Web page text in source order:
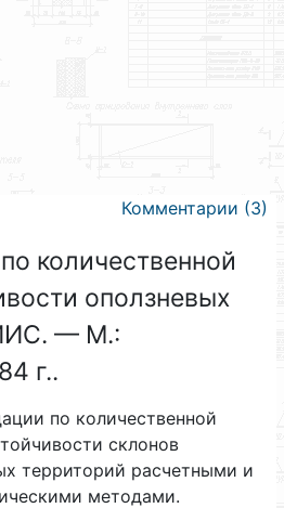
Комментарии (3)
количественной
оползневых
— М.:
г..
по количественной
склонов
территорий расчетными и
методами.